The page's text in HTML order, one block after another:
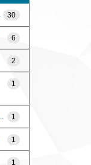
30
6
2
1
1
1
1